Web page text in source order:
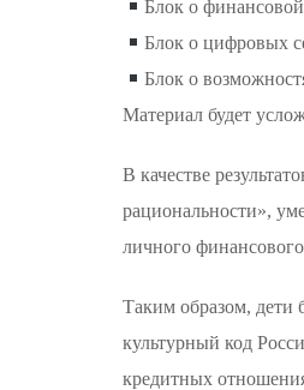
Блок о
Блок о цифровых
Блок о
Материал будет
В качестве
рациональности»,
личного
Таким образом, дети
культурный код
кредитных